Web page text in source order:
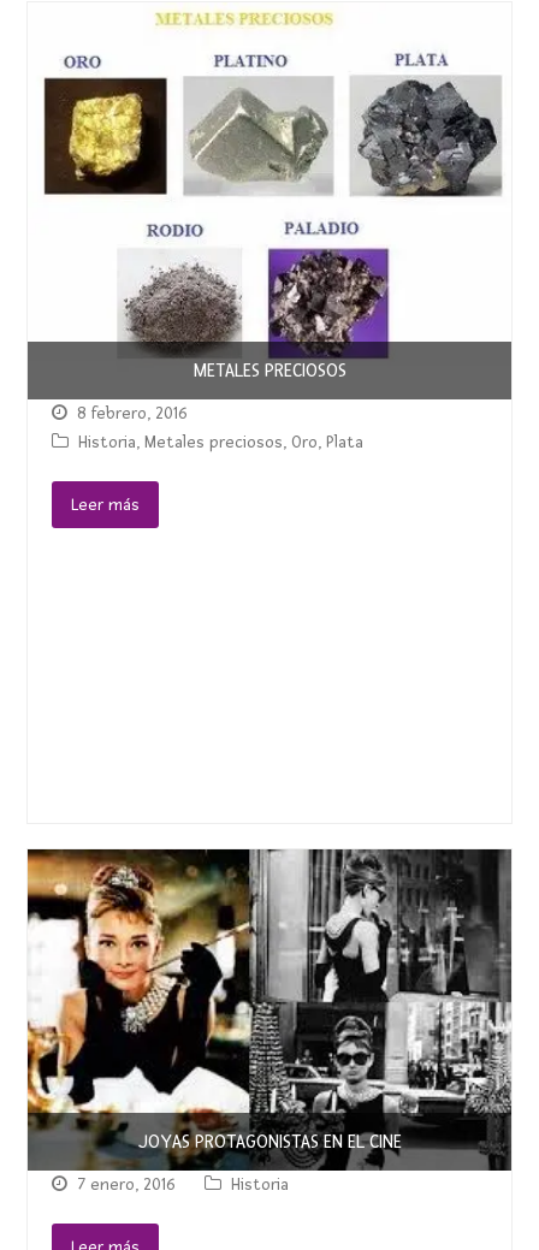
METALES PRECIOSOS
8 febrero, 2016
Historia,Metales preciosos, Oro,Plata
Leer más
JOYAS PROTAGONISTAS EN EL CINE
7 enero, 2016 Historia